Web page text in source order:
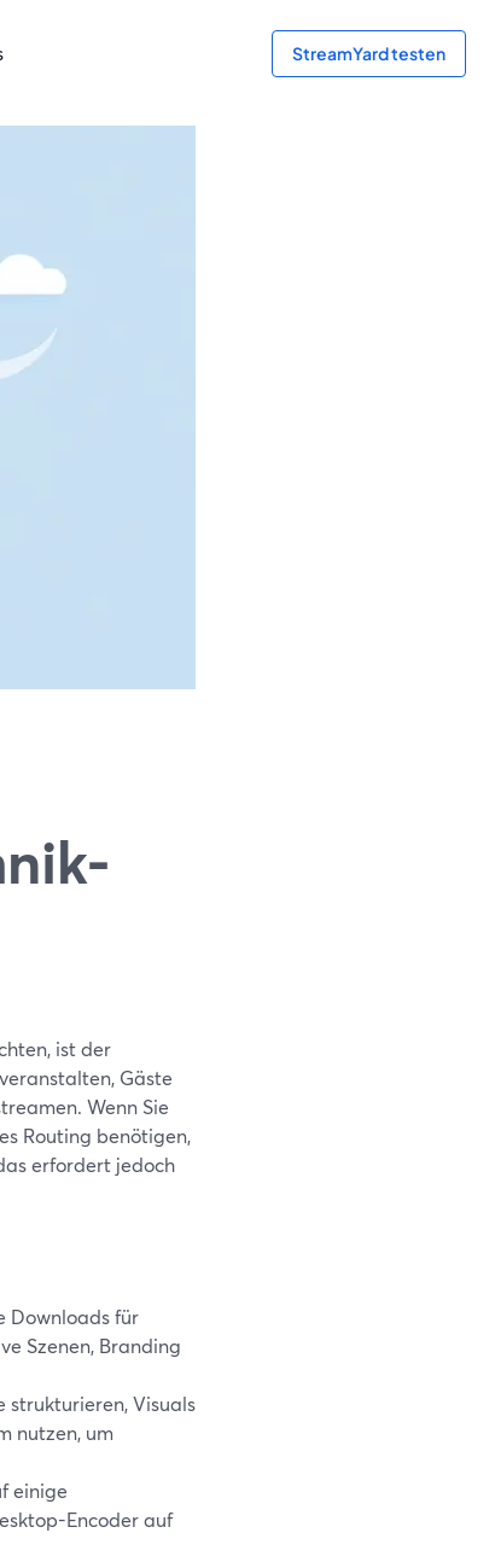
StreamYard testen
ist der
Gäste
Wenn Sie
Routing benötigen,
erfordert jedoch
Downloads für
Szenen, Branding
strukturieren, Visuals
nutzen, um
einige
Encoder auf